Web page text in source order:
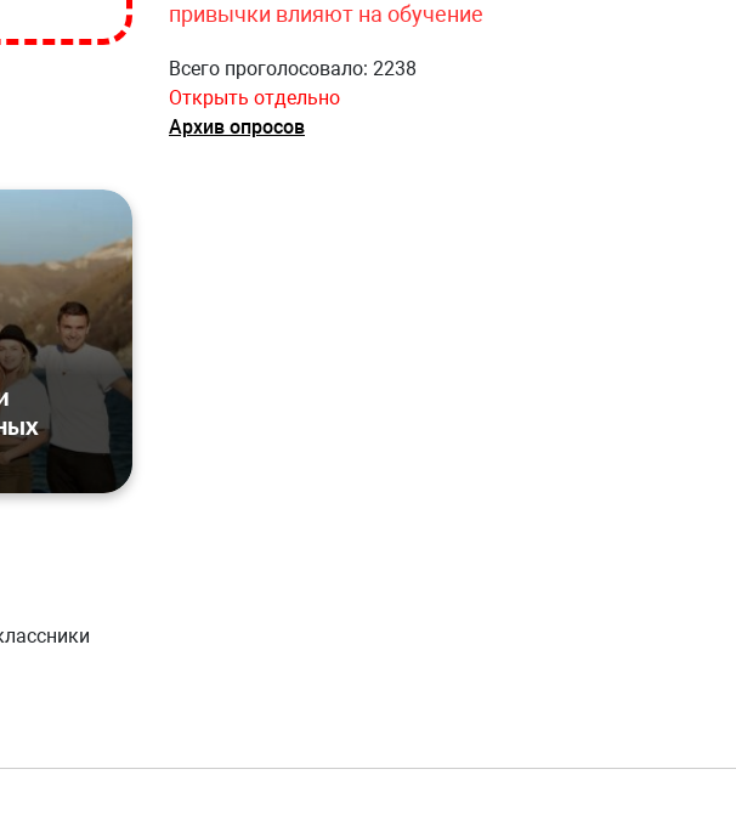
привычки влияют на обучение
Всего проголосовало: 2238
Открыть отдельно
Архив опросов